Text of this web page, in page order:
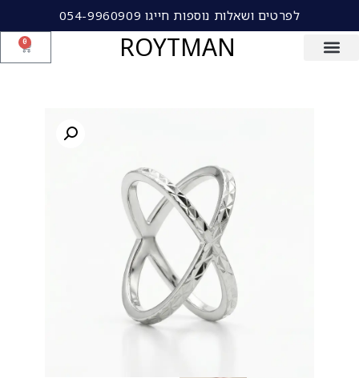
לפרטים ושאלות נוספות חייגו 054-9960909
ROYTMAN
0